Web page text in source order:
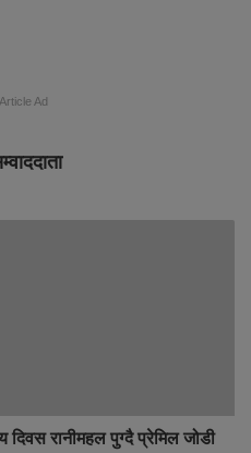
Ad
दिवस रानीमहल पुग्दै प्रेमिल जोडी